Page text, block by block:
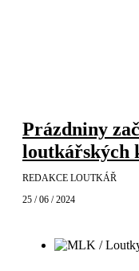
Prázdniny
loutkářských
REDAKCE LOUTKÁŘ
25 / 06 / 2024